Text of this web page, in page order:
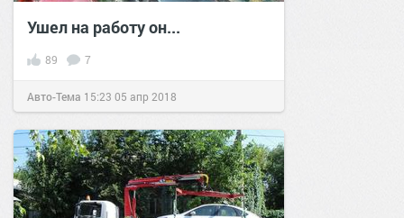
Ушел на работу он...
89 7
Авто-Тема 15:23 05 апр 2018